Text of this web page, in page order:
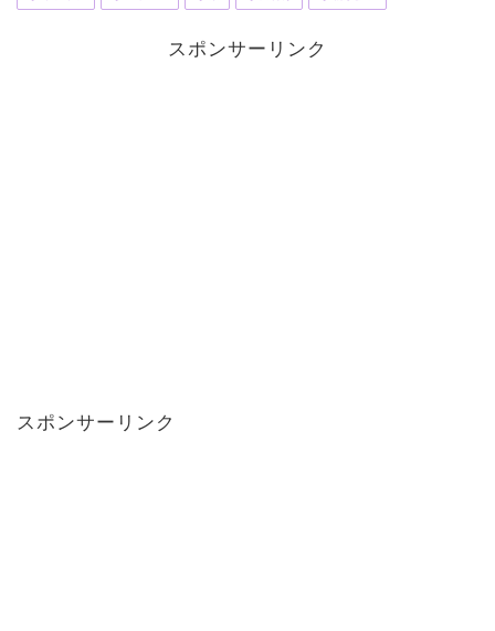
スポンサーリンク
スポンサーリンク